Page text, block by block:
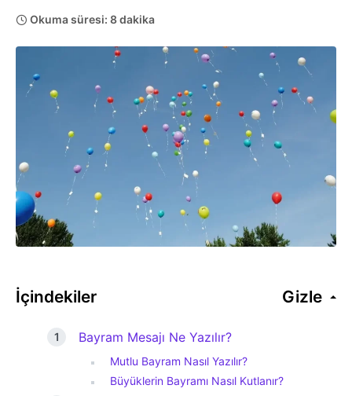
Okuma süresi: 8 dakika
İçindekiler Gizle
Bayram Mesajı Ne Yazılır?
Mutlu Bayram Nasıl Yazılır?
Büyüklerin Bayramı Nasıl Kutlanır?